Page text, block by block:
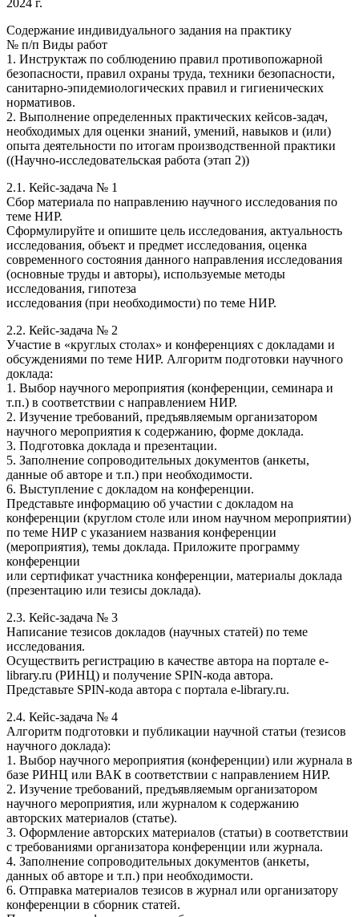
2024 г.
Содержание индивидуального задания на практику
№ п/п Виды работ
1. Инструктаж по соблюдению правил противопожарной
безопасности, правил охраны труда, техники безопасности,
санитарно-эпидемиологических правил и гигиенических
нормативов.
2. Выполнение определенных практических кейсов-задач,
необходимых для оценки знаний, умений, навыков и (или)
опыта деятельности по итогам производственной практики
((Научно-исследовательская работа (этап 2))
2.1. Кейс-задача № 1
Сбор материала по направлению научного исследования по
теме НИР.
Сформулируйте и опишите цель исследования, актуальность
исследования, объект и предмет исследования, оценка
современного состояния данного направления исследования
(основные труды и авторы), используемые методы
исследования, гипотеза
исследования (при необходимости) по теме НИР.
2.2. Кейс-задача № 2
Участие в «круглых столах» и конференциях с докладами и
обсуждениями по теме НИР. Алгоритм подготовки научного
доклада:
1. Выбор научного мероприятия (конференции, семинара и
т.п.) в соответствии с направлением НИР.
2. Изучение требований, предъявляемым организатором
научного мероприятия к содержанию, форме доклада.
3. Подготовка доклада и презентации.
5. Заполнение сопроводительных документов (анкеты,
данные об авторе и т.п.) при необходимости.
6. Выступление с докладом на конференции.
Представьте информацию об участии с докладом на
конференции (круглом столе или ином научном мероприятии)
по теме НИР с указанием названия конференции
(мероприятия), темы доклада. Приложите программу
конференции
или сертификат участника конференции, материалы доклада
(презентацию или тезисы доклада).
2.3. Кейс-задача № 3
Написание тезисов докладов (научных статей) по теме
исследования.
Осуществить регистрацию в качестве автора на портале e-
library.ru (РИНЦ) и получение SPIN-кода автора.
Представьте SPIN-кода автора с портала e-library.ru.
2.4. Кейс-задача № 4
Алгоритм подготовки и публикации научной статьи (тезисов
научного доклада):
1. Выбор научного мероприятия (конференции) или журнала в
базе РИНЦ или ВАК в соответствии с направлением НИР.
2. Изучение требований, предъявляемым организатором
научного мероприятия, или журналом к содержанию
авторских материалов (статье).
3. Оформление авторских материалов (статьи) в соответствии
с требованиями организатора конференции или журнала.
4. Заполнение сопроводительных документов (анкеты,
данных об авторе и т.п.) при необходимости.
6. Отправка материалов тезисов в журнал или организатору
конференции в сборник статей.